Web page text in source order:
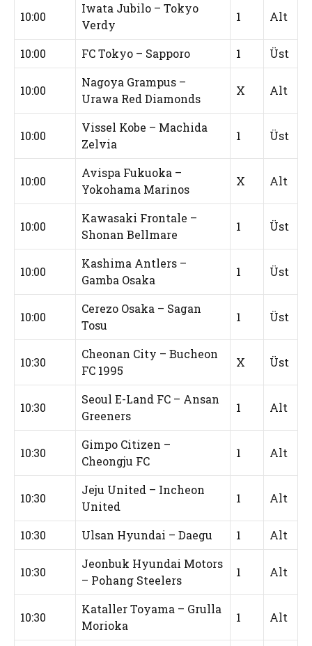
10:00
Iwata Jubilo – Tokyo
Verdy
1 Alt
10:00 FC Tokyo – Sapporo 1 Üst
10:00
Nagoya Grampus –
Urawa Red Diamonds
X Alt
10:00
Vissel Kobe – Machida
Zelvia
1 Üst
10:00
Avispa Fukuoka –
Yokohama Marinos
X Alt
10:00
Kawasaki Frontale –
Shonan Bellmare
1 Üst
10:00
Kashima Antlers –
Gamba Osaka
1 Üst
10:00
Cerezo Osaka – Sagan
Tosu
1 Üst
10:30
Cheonan City – Bucheon
FC 1995
X Üst
10:30
Seoul E-Land FC – Ansan
Greeners
1 Alt
10:30
Gimpo Citizen –
Cheongju FC
1 Alt
10:30
Jeju United – Incheon
United
1 Alt
10:30 Ulsan Hyundai – Daegu 1 Alt
10:30
Jeonbuk Hyundai Motors
– Pohang Steelers
1 Alt
10:30
Kataller Toyama – Grulla
Morioka
1 Alt